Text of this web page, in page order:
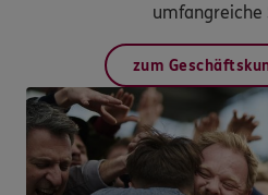
umfangreiche
zum